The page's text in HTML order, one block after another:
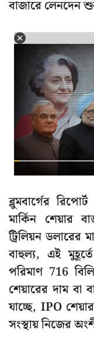
বাজারে লেনদেন
ব্লুমবার্গের
মার্কিন শেয়ার
ট্রিলিয়ন ডলারের
বাহুল্য, এই
পরিমাণ 716
শেয়ারের দাম বা
যাচ্ছে, IPO
সংস্থায় নিজের